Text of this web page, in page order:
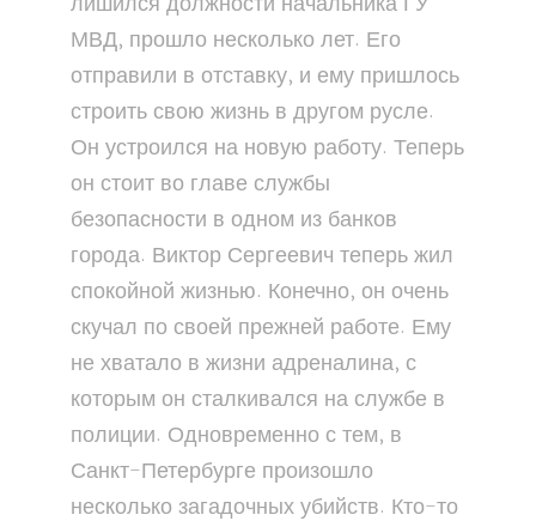
МВД, прошло несколько лет. Его
отправили в отставку, и ему пришлось
строить свою жизнь в другом русле.
Он устроился на новую работу. Теперь
он стоит во главе службы
безопасности в одном из банков
города. Виктор Сергеевич теперь жил
спокойной жизнью. Конечно, он очень
скучал по своей прежней работе. Ему
не хватало в жизни адреналина, с
которым он сталкивался на службе в
полиции. Одновременно с тем, в
Санкт-Петербурге произошло
несколько загадочных убийств. Кто-то